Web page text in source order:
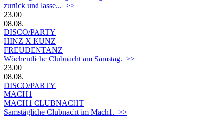
zurück und lasse... >>
23.00
08.08.
DISCO/PARTY
HINZ X KUNZ
FREUDENTANZ
Wöchentliche Clubnacht am Samstag. >>
23.00
08.08.
DISCO/PARTY
MACH1
MACH1 CLUBNACHT
Samstägliche Clubnacht im Mach1. >>